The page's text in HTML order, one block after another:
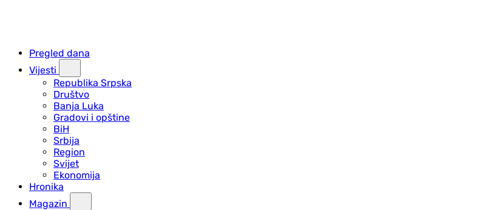
Pregled dana
Vijesti
Republika Srpska
Društvo
Banja Luka
Gradovi i opštine
BiH
Srbija
Region
Svijet
Ekonomija
Hronika
Magazin